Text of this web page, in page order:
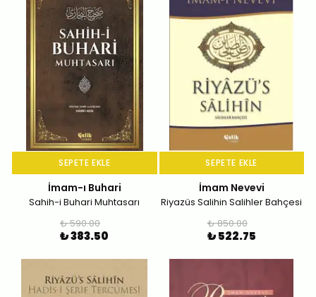
SEPETE EKLE
İmam-ı Buhari
Sahih-i Buhari Muhtasarı
₺ 590.00
₺ 383.50
SEPETE EKLE
İmam Nevevi
Riyazüs Salihin Salihler Bahçesi
₺ 850.00
₺ 522.75